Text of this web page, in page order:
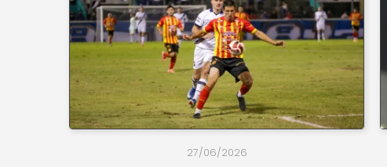
27/06/2026